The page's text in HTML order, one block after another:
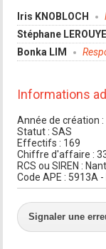
Iris KNOBLOCH
Stéphane
Bonka LIM
Informations
Année de création :
Statut : SAS
Effectifs : 169
Chiffre d'affaire :
RCS ou SIREN :
Code APE : 5913A
Signaler une